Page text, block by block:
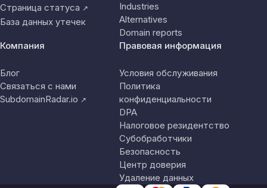
Страница статуса ↗
База данных утечек
Industries
Alternatives
Domain reports
Компания
Блог
Связаться с нами
SubdomainRadar.io ↗
Правовая информация
Условия обслуживания
Политика
конфиденциальности
DPA
Налоговое резидентство
Субобработчики
Безопасность
Центр доверия
Удаление данных